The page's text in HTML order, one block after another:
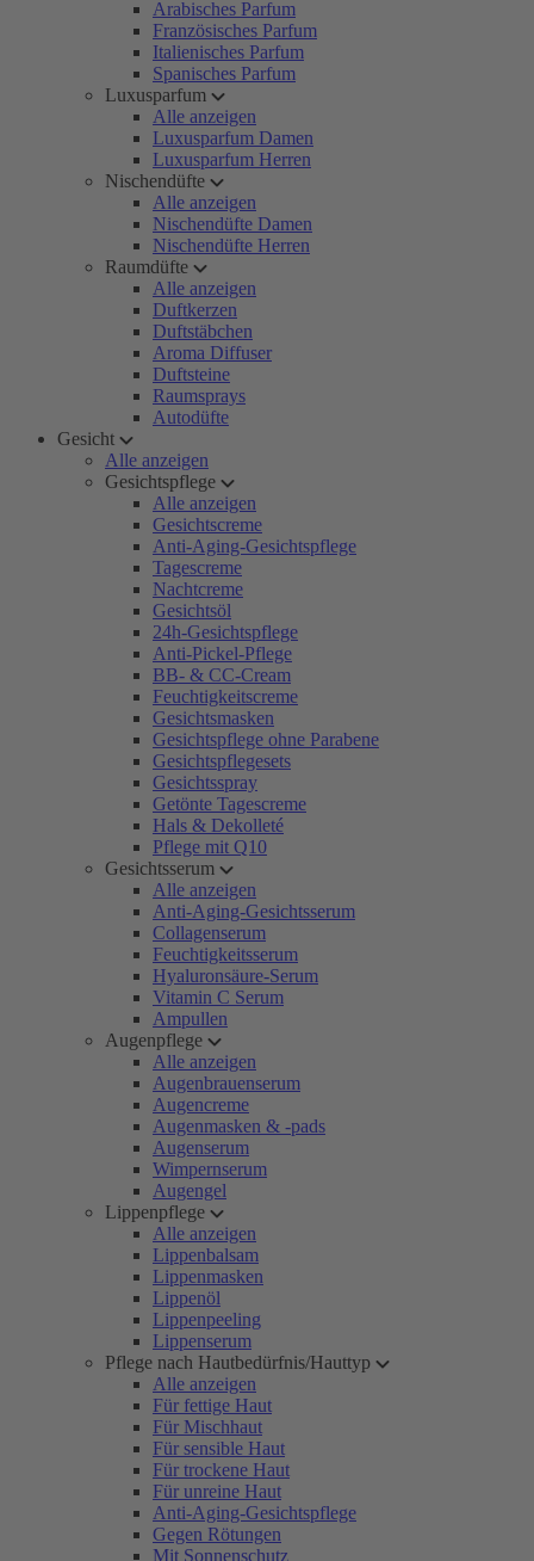
Arabisches Parfum
Französisches Parfum
Italienisches Parfum
Spanisches Parfum
Luxusparfum
Alle anzeigen
Luxusparfum Damen
Luxusparfum Herren
Nischendüfte
Alle anzeigen
Nischendüfte Damen
Nischendüfte Herren
Raumdüfte
Alle anzeigen
Duftkerzen
Duftstäbchen
Aroma Diffuser
Duftsteine
Raumsprays
Autodüfte
Gesicht
Alle anzeigen
Gesichtspflege
Alle anzeigen
Gesichtscreme
Anti-Aging-Gesichtspflege
Tagescreme
Nachtcreme
Gesichtsöl
24h-Gesichtspflege
Anti-Pickel-Pflege
BB- & CC-Cream
Feuchtigkeitscreme
Gesichtsmasken
Gesichtspflege ohne Parabene
Gesichtspflegesets
Gesichtsspray
Getönte Tagescreme
Hals & Dekolleté
Pflege mit Q10
Gesichtsserum
Alle anzeigen
Anti-Aging-Gesichtsserum
Collagenserum
Feuchtigkeitsserum
Hyaluronsäure-Serum
Vitamin C Serum
Ampullen
Augenpflege
Alle anzeigen
Augenbrauenserum
Augencreme
Augenmasken & -pads
Augenserum
Wimpernserum
Augengel
Lippenpflege
Alle anzeigen
Lippenbalsam
Lippenmasken
Lippenöl
Lippenpeeling
Lippenserum
Pflege nach Hautbedürfnis/Hauttyp
Alle anzeigen
Für fettige Haut
Für Mischhaut
Für sensible Haut
Für trockene Haut
Für unreine Haut
Anti-Aging-Gesichtspflege
Gegen Rötungen
Mit Sonnenschutz